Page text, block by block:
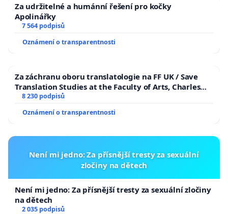
Za udržitelné a humánní řešení pro kočky
Apolinářky
7 564 podpisů
Oznámení o transparentnosti
Za záchranu oboru translatologie na FF UK / Save
Translation Studies at the Faculty of Arts, Charles
University
8 230 podpisů
Oznámení o transparentnosti
Není mi jedno: Za přísnější tresty za sexuální
zločiny na dětech
Není mi jedno: Za přísnější tresty za sexuální zločiny
na dětech
2 035 podpisů